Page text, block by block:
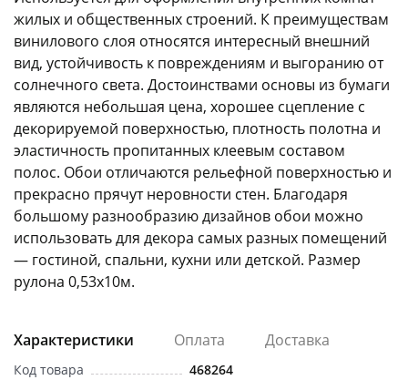
жилых и общественных строений. К преимуществам
винилового слоя относятся интересный внешний
вид, устойчивость к повреждениям и выгоранию от
солнечного света. Достоинствами основы из бумаги
являются небольшая цена, хорошее сцепление с
декорируемой поверхностью, плотность полотна и
эластичность пропитанных клеевым составом
полос. Обои отличаются рельефной поверхностью и
прекрасно прячут неровности стен. Благодаря
большому разнообразию дизайнов обои можно
использовать для декора самых разных помещений
— гостиной, спальни, кухни или детской. Размер
рулона 0,53х10м.
Характеристики Оплата Доставка
Код товара
468264
раз в 2 недели